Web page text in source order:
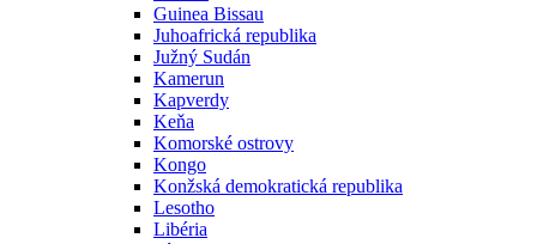
Guinea Bissau
Juhoafrická republika
Južný Sudán
Kamerun
Kapverdy
Keňa
Komorské ostrovy
Kongo
Konžská demokratická republika
Lesotho
Libéria